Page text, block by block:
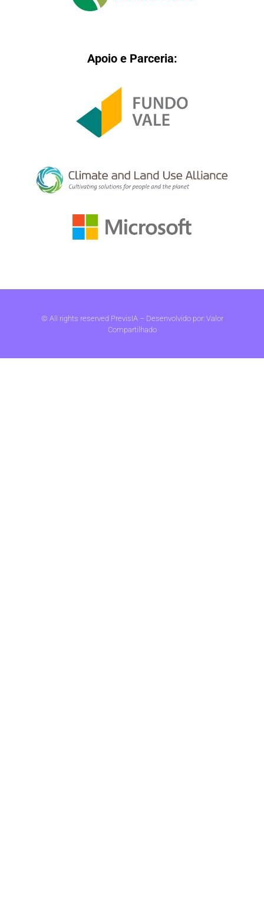
Apoio e Parceria:
© All rights reserved PrevisIA – Desenvolvido por: Valor
Compartilhado